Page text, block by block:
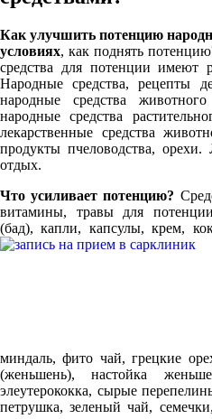
Как улучшить потенцию
условиях, как поднять
средства для потенции имеют
Народные средства, рецепты
народные средства
народные средства
лекарственные средства
продукты пчеловодства,
отдых.
Что усиливает потенцию?
витамины, травы для
(бад), капли, капсулы, крем,
миндаль, фито чай, грецкие
(женьшень), настойка
элеутерококка, сырые
петрушка, зеленый чай,